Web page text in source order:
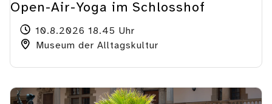
Open-Air-Yoga im Schlosshof
10.8.2026 18.45 Uhr
Museum der Alltagskultur